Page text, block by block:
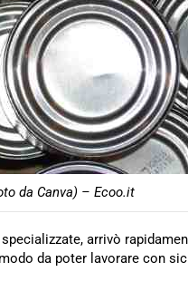
da Canva) – Ecoo.it
arrivò
da poter lavorare con